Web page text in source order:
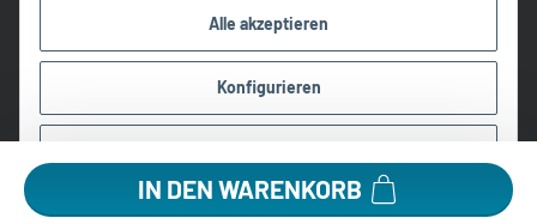
Alle akzeptieren
Konfigurieren
IN DEN WARENKORB
UVP: Ist die unverbindliche Preisempfehlung des Herstellers für
Wir nutzen Trusted Shops als unabhängigen Dienstleister für die
Einholung von Bewertungen. Trusted Shops hat Maßnahmen
getroffen, um sicherzustellen, dass es es sich um echte
Bewertungen handelt.
Alle Preise in €, inkl. 19% USt. und evtl. zzgl. Versandkosten